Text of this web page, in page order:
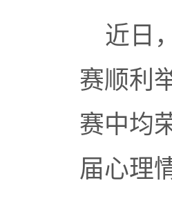
近日
赛顺利
赛中均
届心理